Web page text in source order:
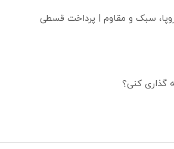
سبک و مقاوم | پرداخت قسطی
گذاری کنی؟